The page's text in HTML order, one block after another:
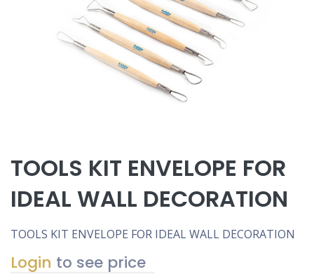
TOOLS KIT ENVELOPE FOR
IDEAL WALL DECORATION
TOOLS KIT ENVELOPE FOR IDEAL WALL DECORATION
Login to see price